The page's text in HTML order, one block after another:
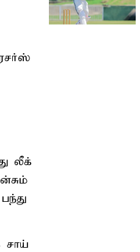
லீக்
சாய்